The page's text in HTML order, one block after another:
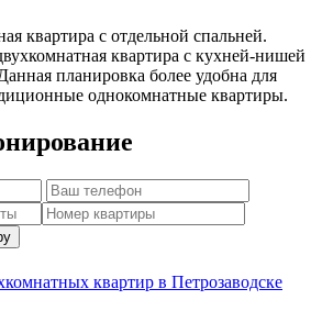
квартира с отдельной спальней.
квартира с кухней-нишей
планировка более удобна для
однокомнатные квартиры.